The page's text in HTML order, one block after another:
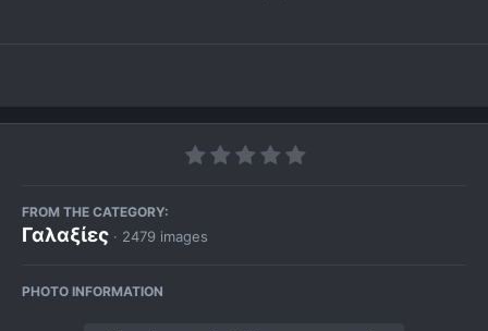
FROM THE CATEGORY:
Γαλαξίες · 2479 images
PHOTO INFORMATION